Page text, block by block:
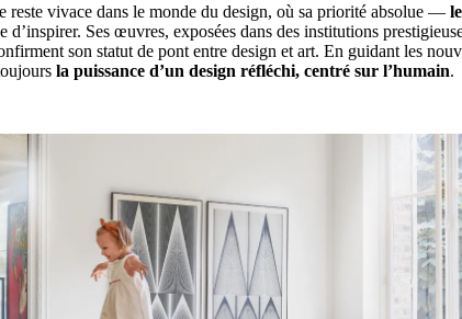
reste vivace dans le monde du design, où sa priorité absolue —
Ses œuvres, exposées dans des institutions
son statut de pont entre design et art. En guidant les
la puissance d’un design réfléchi, centré sur l’humain.